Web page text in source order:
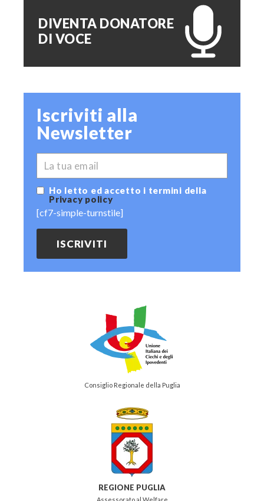
DIVENTA DONATORE
DI VOCE
Iscriviti alla
Newsletter
EMAIL
Ho letto ed accetto i termini della
Privacy policy
[cf7-simple-turnstile]
Consiglio Regionale della Puglia
REGIONE PUGLIA